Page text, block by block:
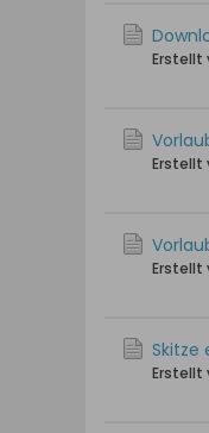
Erstellt
Erstellt
Erstellt
Skitze
Erstellt